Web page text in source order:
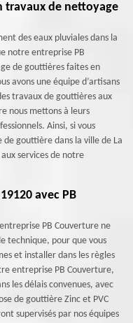
travaux de nettoyage
des eaux pluviales dans la
notre entreprise PB
de gouttières faites en
avons une équipe d’artisans
travaux de gouttières aux
nous mettons à leurs
Ainsi, si vous
gouttière dans la ville de La
services de notre
avec PB
PB Couverture ne
technique, pour que vous
et installer dans les règles
entreprise PB Couverture,
les délais convenues, avec
de gouttière Zinc et PVC
supervisés par nos équipes